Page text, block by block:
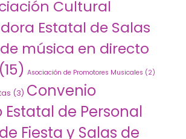
Cultural
Estatal de Salas
música en directo
(15) Asociación de Promotores Musicales (2)
(3) Convenio
de Personal
Fiesta y Salas de